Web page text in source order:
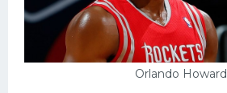
Orlando Howard